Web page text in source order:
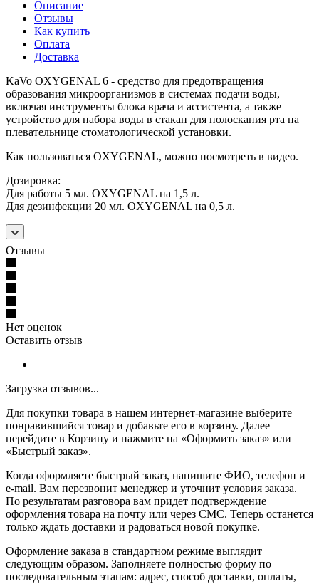
Описание
Отзывы
Как купить
Оплата
Доставка
KaVo OXYGENAL 6 - средство для предотвращения
образования микроорганизмов в системах подачи воды,
включая инструменты блока врача и ассистента, а также
устройство для набора воды в стакан для полоскания рта на
плевательнице стоматологической установки.
Как пользоваться OXYGENAL, можно посмотреть в видео.
Дозировка:
Для работы 5 мл. OXYGENAL на 1,5 л.
Для дезинфекции 20 мл. OXYGENAL на 0,5 л.
Отзывы
Нет оценок
Оставить отзыв
Загрузка отзывов...
Для покупки товара в нашем интернет-магазине выберите
понравившийся товар и добавьте его в корзину. Далее
перейдите в Корзину и нажмите на «Оформить заказ» или
«Быстрый заказ».
Когда оформляете быстрый заказ, напишите ФИО, телефон и
e-mail. Вам перезвонит менеджер и уточнит условия заказа.
По результатам разговора вам придет подтверждение
оформления товара на почту или через СМС. Теперь останется
только ждать доставки и радоваться новой покупке.
Оформление заказа в стандартном режиме выглядит
следующим образом. Заполняете полностью форму по
последовательным этапам: адрес, способ доставки, оплаты,